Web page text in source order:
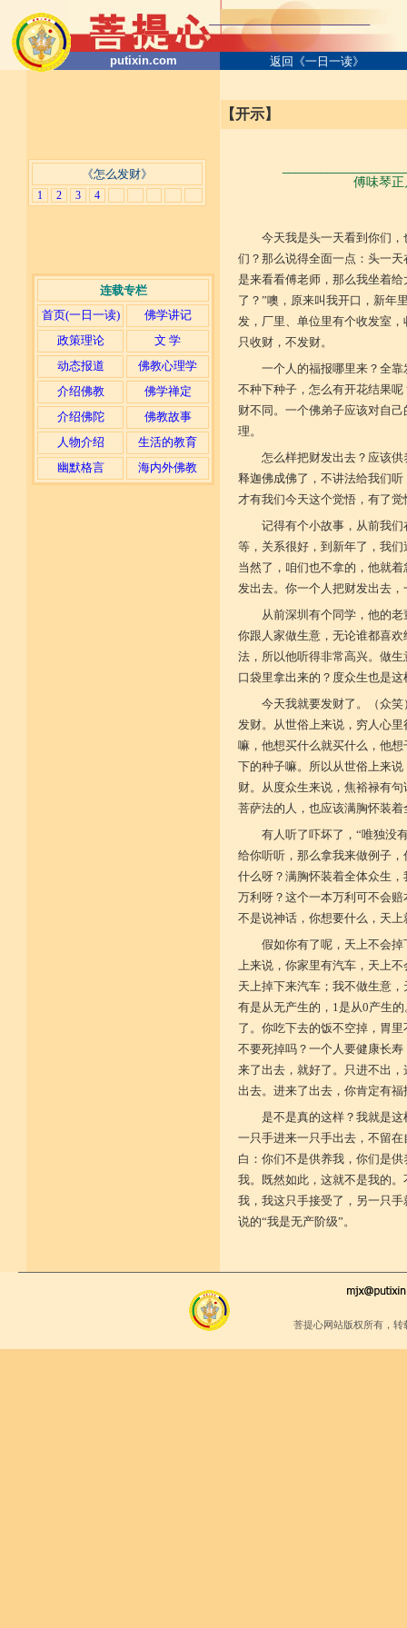
putixin.com 返回《一日一读》
《怎么发财》
1 2 3 4
连载专栏
首页(一日一读)
佛学讲记
政策理论
文 学
动态报道
佛教心理学
介绍佛教
佛学禅定
介绍佛陀
佛教故事
人物介绍
生活的教育
幽默格言
海内外佛教
【开示】
傅味琴正
今天我是头一天看到你们
们？那么说得全面一点：头一
是来看看傅老师，那么我坐着
了？”噢，原来叫我开口，新年
发，厂里、单位里有个收发室
只收财，不发财。
一个人的福报哪里来？全
不种下种子，怎么有开花结果
财不同。一个佛弟子应该对自
理。
怎么样把财发出去？应该
释迦佛成佛了，不讲法给我们
才有我们今天这个觉悟，有了
记得有个小故事，从前我
等，关系很好，到新年了，我
当然了，咱们也不拿的，他就
发出去。你一个人把财发出去
从前深圳有个同学，他的
你跟人家做生意，无论谁都喜
法，所以他听得非常高兴。做
口袋里拿出来的？度众生也是
今天我就要发财了。（众
发财。从世俗上来说，穷人心
嘛，他想买什么就买什么，他
下的种子嘛。所以从世俗上来
财。从度众生来说，焦裕禄有
菩萨法的人，也应该满胸怀装
有人听了吓坏了，“唯独没
给你听听，那么拿我来做例子
什么呀？满胸怀装着全体众生
万利呀？这个一本万利可不会
不是说神话，你想要什么，天上
假如你有了呢，天上不会
上来说，你家里有汽车，天上
天上掉下来汽车；我不做生意
有是从无产生的，1是从0产生
了。你吃下去的饭不空掉，胃
不要死掉吗？一个人要健康长
来了出去，就好了。只进不出
出去。进来了出去，你肯定有福
是不是真的这样？我就是
一只手进来一只手出去，不留
白：你们不是供养我，你们是
我。既然如此，这就不是我的
我，我这只手接受了，另一只
说的“我是无产阶级”。
菩提心网站版权所有，